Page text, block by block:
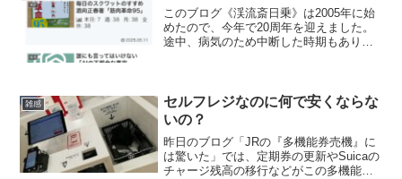
このブログ《渓流斎日乗》は2005年に始
めたので、今年で20周年を迎えました。
途中、病気のため中断した時期もありま
なりたいー精神でこ...
雑感
セルフレジなのに何で安くならな
いの？
昨日のブログ「JRの『多機能券売機』に
は驚いた」では、定期券の更新やSuicaの
チャージ残高の移行などがこの多機能券